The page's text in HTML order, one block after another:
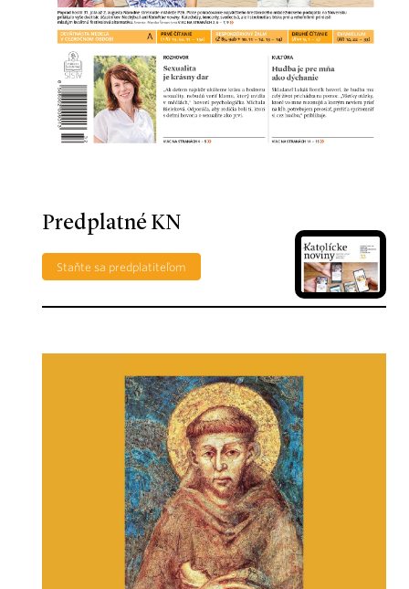
Predplatné KN
Staňte sa predplatiteľom